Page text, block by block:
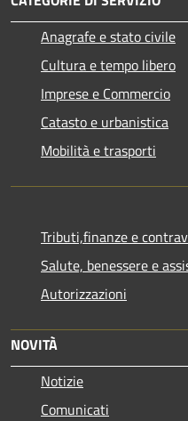
Anagrafe e stato civile
Cultura e tempo libero
Imprese e Commercio
Catasto e urbanistica
Mobilità e trasporti
Tributi,finanze e
Salute, benessere e
Autorizzazioni
NOVITÀ
Notizie
Comunicati